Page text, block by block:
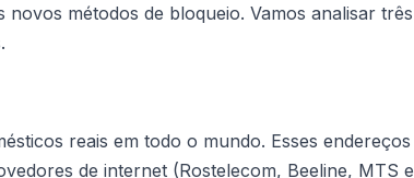
métodos de bloqueio. Vamos analisar três
reais em todo o mundo. Esses endereços
de internet (Rostelecom, Beeline, MTS e